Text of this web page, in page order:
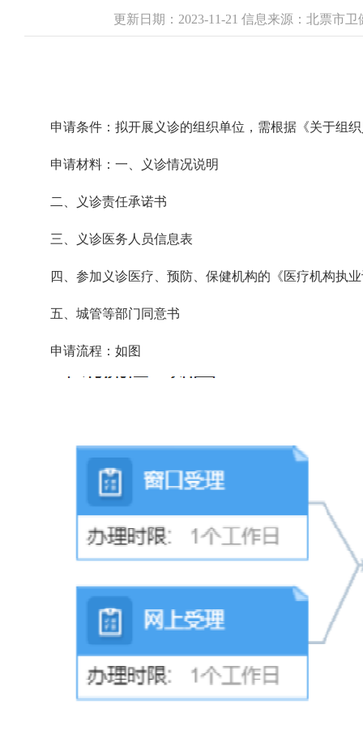
更新日期：2023-11-21 信息来源：北票市
申请条件：拟开展义诊的组织单位，需根据《关于组
申请材料：一、义诊情况说明
二、义诊责任承诺书
三、义诊医务人员信息表
四、参加义诊医疗、预防、保健机构的《医疗机构执
五、城管等部门同意书
申请流程：如图